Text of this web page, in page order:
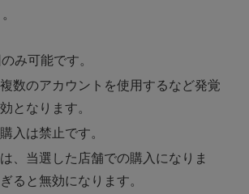
み可能です。
数のアカウントを使用するなど発覚
となります。
入は禁止です。
、当選した店舗での購入になりま
ると無効になります。